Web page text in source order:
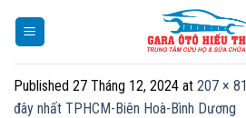
Published 27 Tháng 12, 2024 at 207 × 81
đây nhất TPHCM-Biên Hoà-Bình Dương